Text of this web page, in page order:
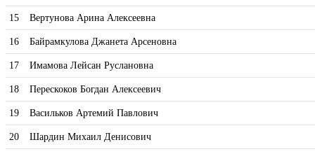
15 Вертунова Арина Алексеевна
16 Байрамкулова Джанета Арсеновна
17 Имамова Лейсан Руслановна
18 Перескоков Богдан Алексеевич
19 Васильков Артемий Павлович
20 Шардин Михаил Денисович